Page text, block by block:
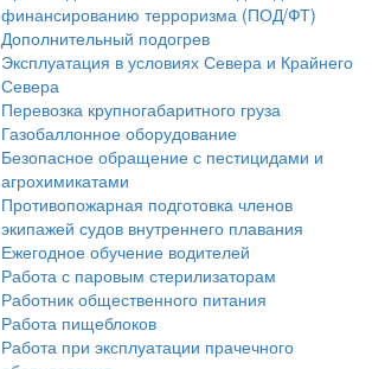
финансированию терроризма (ПОД/ФТ)
Дополнительный подогрев
Эксплуатация в условиях Севера и Крайнего
Севера
Перевозка крупногабаритного груза
Газобаллонное оборудование
Безопасное обращение с пестицидами и
агрохимикатами
Противопожарная подготовка членов
экипажей судов внутреннего плавания
Ежегодное обучение водителей
Работа с паровым стерилизаторам
Работник общественного питания
Работа пищеблоков
Работа при эксплуатации прачечного